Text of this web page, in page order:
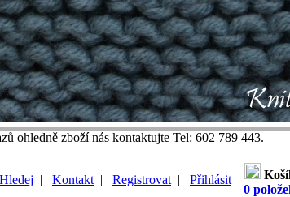
ohledně zboží nás kontaktujte Tel: 602 789 443.
Hledej | Kontakt | Registrovat | Přihlásit |
0